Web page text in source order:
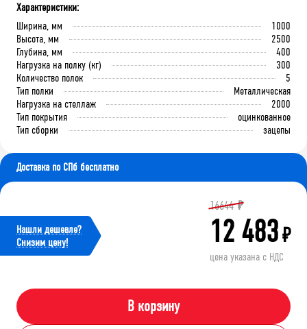
Характеристики:
Ширина, мм
1000
Высота, мм
2500
Глубина, мм
400
Нагрузка на полку (кг)
300
Количество полок
5
Тип полки
Металлическая
Нагрузка на стеллаж
2000
Тип покрытия
оцинкованное
Тип сборки
зацепы
Доставка по СПб бесплатно
Нашли дешевле?
Cнизим цену!
16644 ₽
12 483₽
цена указана с НДС
В корзину